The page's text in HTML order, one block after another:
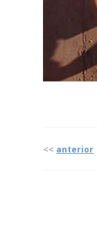
<< anterior